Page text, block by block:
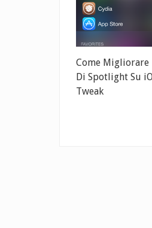
Come Migliorare
Di Spotlight Su
Tweak